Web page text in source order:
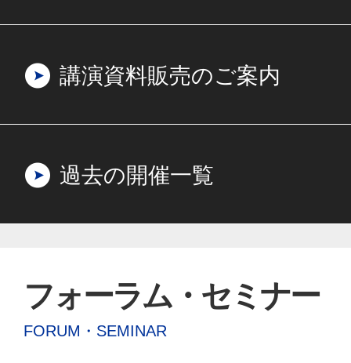
講演資料販売のご案内
過去の開催一覧
フォーラム・セミナー
FORUM・SEMINAR